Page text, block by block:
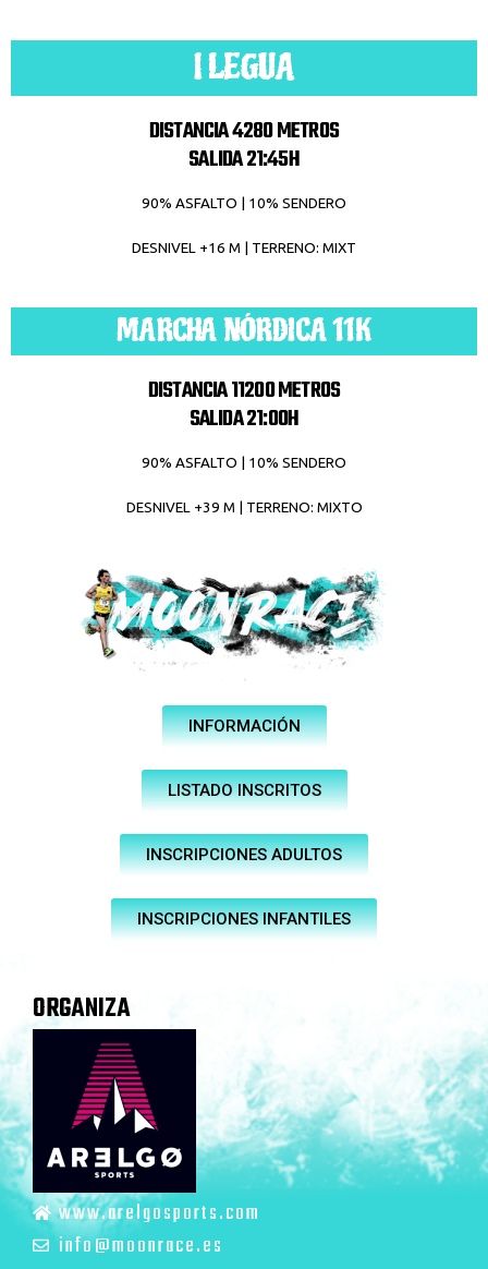
I LEGUA
DISTANCIA 4280 METROS
SALIDA 21:45H
90% ASFALTO | 10% SENDERO
DESNIVEL +16 M | TERRENO: MIXT
MARCHA NÓRDICA 11K
DISTANCIA 11200 METROS
SALIDA 21:00H
90% ASFALTO | 10% SENDERO
DESNIVEL +39 M | TERRENO: MIXTO
INFORMACIÓN
LISTADO INSCRITOS
INSCRIPCIONES ADULTOS
INSCRIPCIONES INFANTILES
ORGANIZA
www.arelgosports.com
info@moonrace.es